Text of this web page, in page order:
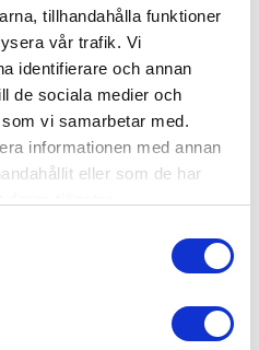
tillhandahålla funktioner
vår trafik. Vi
identifierare och annan
de sociala medier och
vi samarbetar med.
informationen med annan
eller som de har